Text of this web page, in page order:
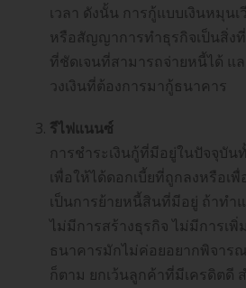
เวลา ดังนั้น การกู้แบบเงินหมุน
หรือสัญญาการทำธุรกิจเป็นสิ่ง
ที่ชัดเจนที่สามารถจ่ายหนี้ได้ แ
วงเงินที่ต้องการมากู้ธนาคาร
รีไฟแนนซ์
การชำระเงินกู้ที่มีอยู่ในปัจจุบัน
เพื่อให้ได้ดอกเบี้ยที่ถูกลงหรือเ
เป็นการย้ายหนี้สินที่มีอยู่ ถ้าทำ
ไม่มีการสร้างธุรกิจ ไม่มีการเ
ธนาคารมักไม่ค่อยอยากพิจาร
ก็ตาม ยกเว้นลูกค้าที่มีเครดิตดี